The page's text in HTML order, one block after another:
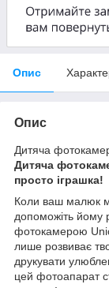
Опис
Опис
Дитяча
Дитяча
просто іграшка!
Коли ваш малюк
допоможіть йому
фотокамерою
лише розвиває
друкувати
цей фотоапарат